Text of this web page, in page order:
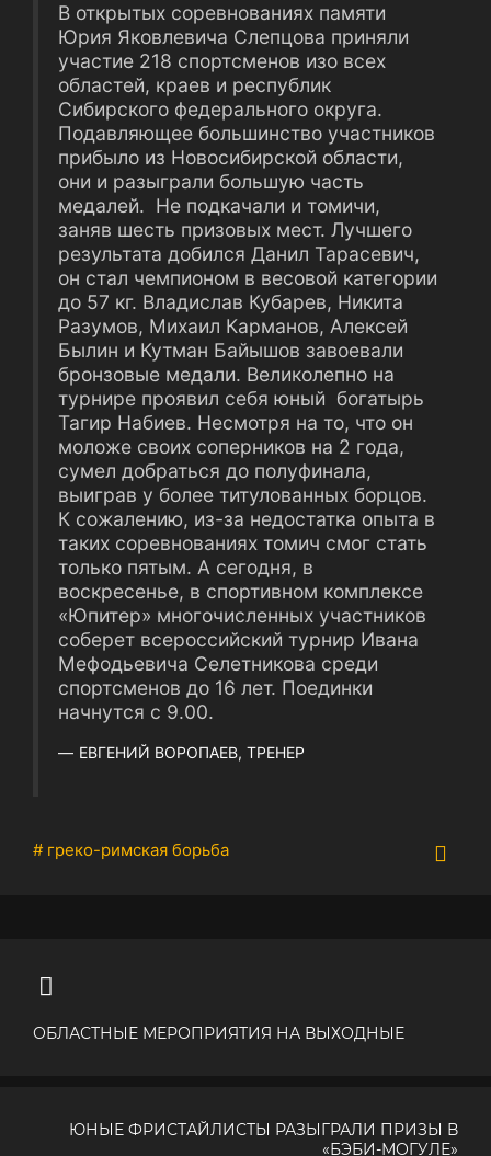
В открытых соревнованиях памяти
Юрия Яковлевича Слепцова приняли
участие 218 спортсменов изо всех
областей, краев и республик
Сибирского федерального округа.
Подавляющее большинство участников
прибыло из Новосибирской области,
они и разыграли большую часть
медалей. Не подкачали и томичи,
заняв шесть призовых мест. Лучшего
результата добился Данил Тарасевич,
он стал чемпионом в весовой категории
до 57 кг. Владислав Кубарев, Никита
Разумов, Михаил Карманов, Алексей
Былин и Кутман Байышов завоевали
бронзовые медали. Великолепно на
турнире проявил себя юный богатырь
Тагир Набиев. Несмотря на то, что он
моложе своих соперников на 2 года,
сумел добраться до полуфинала,
выиграв у более титулованных борцов.
К сожалению, из-за недостатка опыта в
таких соревнованиях томич смог стать
только пятым. А сегодня, в
воскресенье, в спортивном комплексе
«Юпитер» многочисленных участников
соберет всероссийский турнир Ивана
Мефодьевича Селетникова среди
спортсменов до 16 лет. Поединки
начнутся с 9.00.
ЕВГЕНИЙ ВОРОПАЕВ, ТРЕНЕР
# греко-римская борьба
ОБЛАСТНЫЕ МЕРОПРИЯТИЯ НА ВЫХОДНЫЕ
ЮНЫЕ ФРИСТАЙЛИСТЫ РАЗЫГРАЛИ ПРИЗЫ В
«БЭБИ-МОГУЛЕ»